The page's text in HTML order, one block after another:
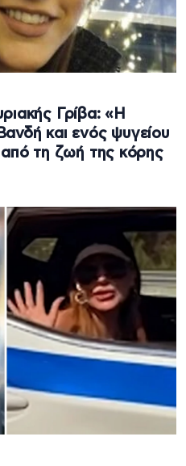
Γρίβα: «H
και ενός ψυγείου
από τη ζωή της κόρης